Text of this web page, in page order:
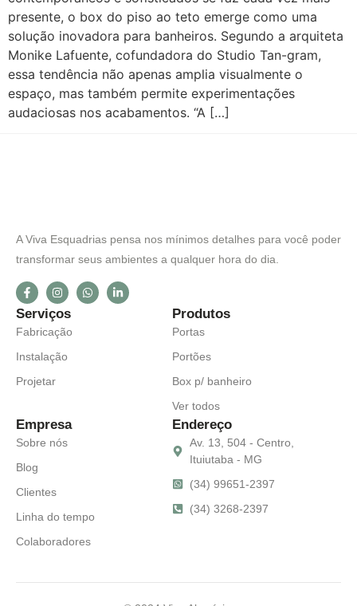
presente, o box do piso ao teto emerge como uma
solução inovadora para banheiros. Segundo a arquiteta
Monike Lafuente, cofundadora do Studio Tan-gram,
essa tendência não apenas amplia visualmente o
espaço, mas também permite experimentações
audaciosas nos acabamentos. “A […]
A Viva Esquadrias pensa nos mínimos detalhes para você poder
transformar seus ambientes a qualquer hora do dia.
Serviços
Fabricação
Instalação
Projetar
Produtos
Portas
Portões
Box p/ banheiro
Ver todos
Empresa
Sobre nós
Blog
Clientes
Linha do tempo
Colaboradores
Endereço
Av. 13, 504 - Centro,
Ituiutaba - MG
(34) 99651-2397
(34) 3268-2397